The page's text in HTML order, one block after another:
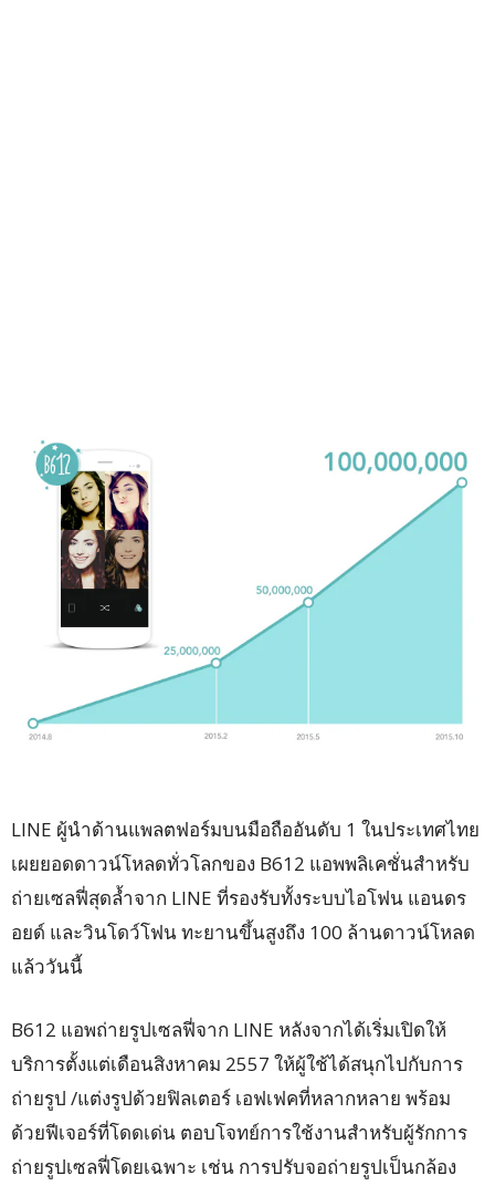
LINE ผู้นำด้านแพลตฟอร์มบนมือถืออันดับ 1 ในประเทศไทย
เผยยอดดาวน์โหลดทั่วโลกของ B612 แอพพลิเคชั่นสำหรับ
ถ่ายเซลฟี่สุดล้ำจาก LINE ที่รองรับทั้งระบบไอโฟน แอนดร
อยด์ และวินโดว์โฟน ทะยานขึ้นสูงถึง 100 ล้านดาวน์โหลด
แล้ววันนี้
B612 แอพถ่ายรูปเซลฟี่จาก LINE หลังจากได้เริ่มเปิดให้
บริการตั้งแต่เดือนสิงหาคม 2557 ให้ผู้ใช้ได้สนุกไปกับการ
ถ่ายรูป /แต่งรูปด้วยฟิลเตอร์ เอฟเฟคที่หลากหลาย พร้อม
ด้วยฟีเจอร์ที่โดดเด่น ตอบโจทย์การใช้งานสำหรับผู้รักการ
ถ่ายรูปเซลฟี่โดยเฉพาะ เช่น การปรับจอถ่ายรูปเป็นกล้อง